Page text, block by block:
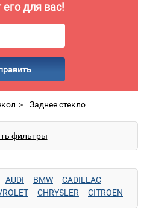
его для вас!
Заднее стекло
фильтры
AUDI BMW
CADILLAC
CHRYSLER
CITROEN